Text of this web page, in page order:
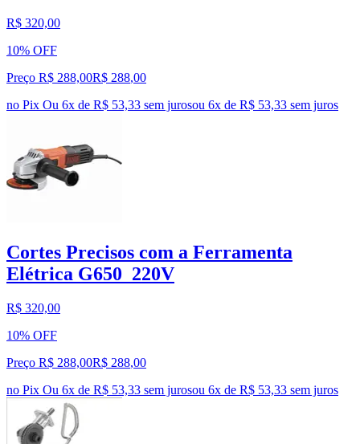
R$ 320,00
10% OFF
Preço R$ 288,00R$ 288,00
no Pix Ou 6x de R$ 53,33 sem jurosou 6x de R$ 53,33 sem juros
Cortes Precisos com a Ferramenta
Elétrica G650_220V
R$ 320,00
10% OFF
Preço R$ 288,00R$ 288,00
no Pix Ou 6x de R$ 53,33 sem jurosou 6x de R$ 53,33 sem juros